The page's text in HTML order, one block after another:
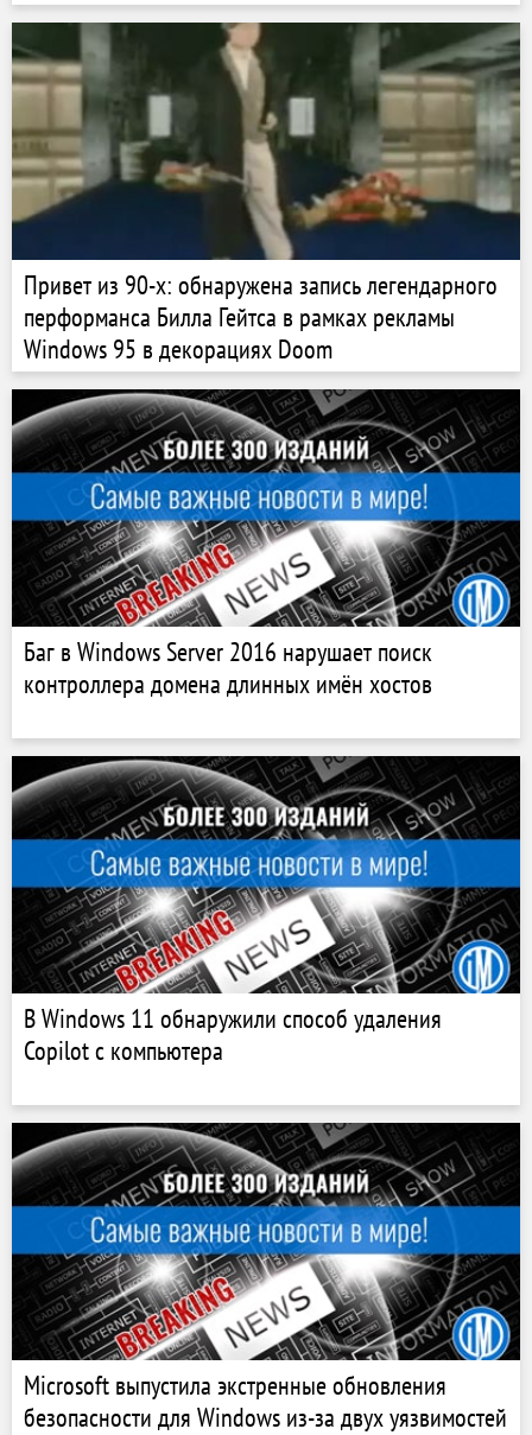
Привет из 90-х: обнаружена запись легендарного
перформанса Билла Гейтса в рамках рекламы
Windows 95 в декорациях Doom
Баг в Windows Server 2016 нарушает поиск
контроллера домена длинных имён хостов
В Windows 11 обнаружили способ удаления
Copilot с компьютера
Microsoft выпустила экстренные обновления
безопасности для Windows из-за двух уязвимостей